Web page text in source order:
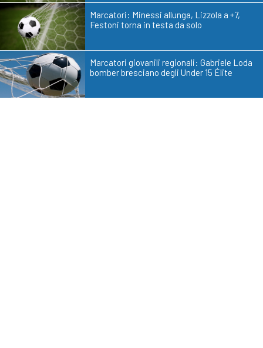
Marcatori: Minessi allunga, Lizzola a +7,
Festoni torna in testa da solo
Marcatori giovanili regionali: Gabriele Loda
bomber bresciano degli Under 15 Élite